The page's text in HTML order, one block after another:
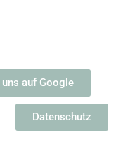
auf Google
Datenschutz